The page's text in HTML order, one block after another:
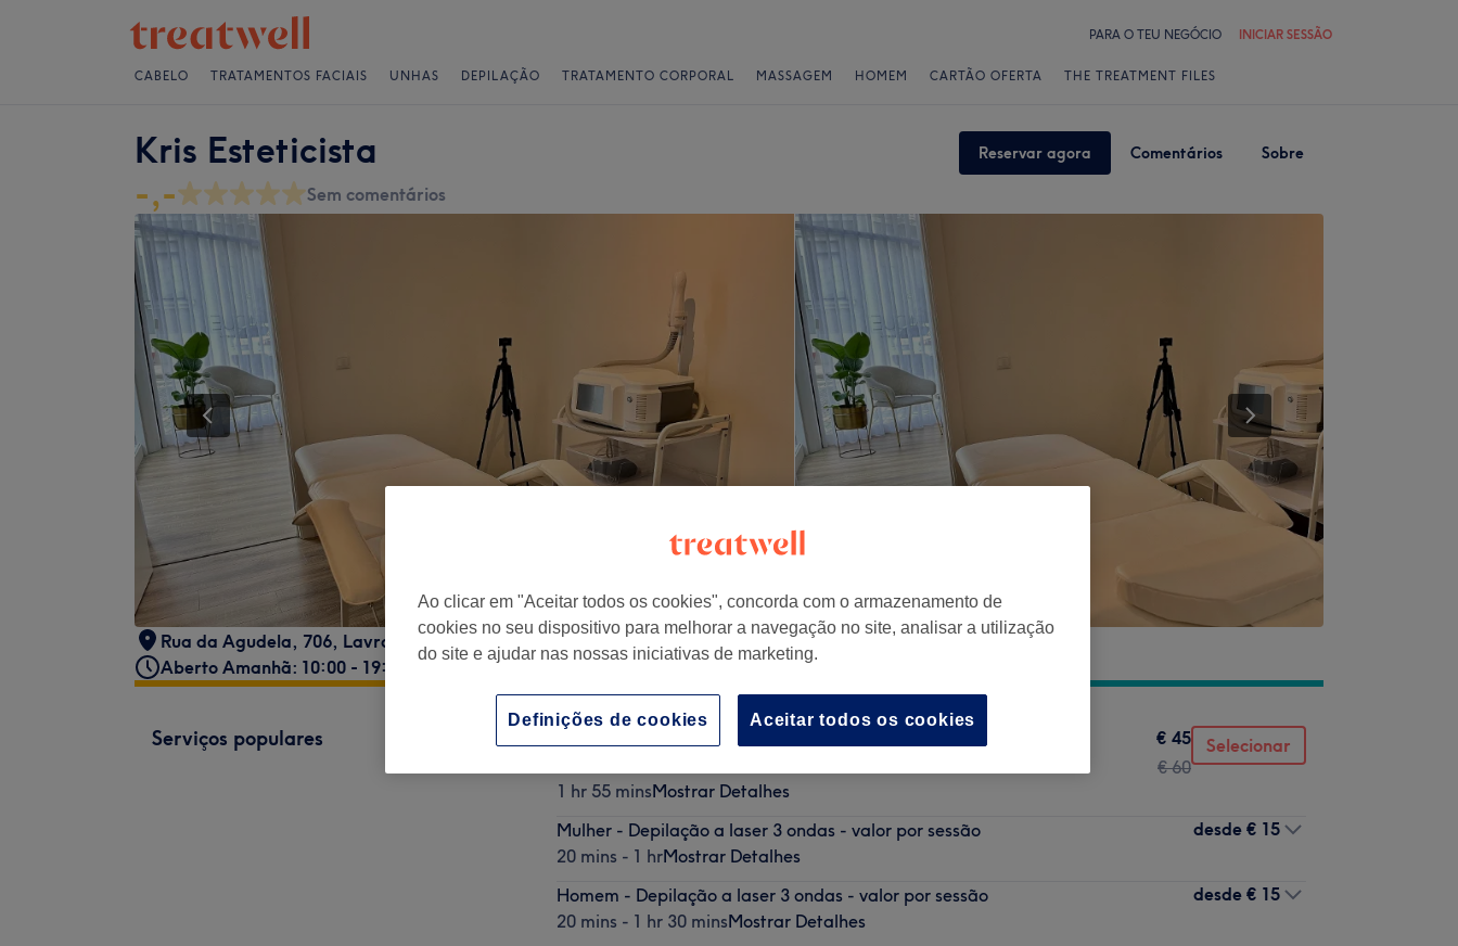
PARA O TEU NEGÓCIO INICIAR SESSÃO
CABELO TRATAMENTOS FACIAIS UNHAS DEPILAÇÃO TRATAMENTO CORPORAL MASSAGEM HOMEM CARTÃO OFERTA THE TREATMENT FILES
Kris Esteticista Reservar agora Comentários Sobre
-,- Sem comentários
Rua da Agudela, 706, Lavra
Aberto Amanhã: 10:00 - 19:00
Serviços populares
1 hr 55 minsMostrar Detalhes
€ 45
€ 60
Selecionar
Mulher - Depilação a laser 3 ondas - valor por sessão
20 mins - 1 hrMostrar Detalhes
desde € 15
Homem - Depilação a laser 3 ondas - valor por sessão
20 mins - 1 hr 30 minsMostrar Detalhes
desde € 15
Ao clicar em "Aceitar todos os cookies", concorda com o armazenamento de
cookies no seu dispositivo para melhorar a navegação no site, analisar a utilização
do site e ajudar nas nossas iniciativas de marketing.
Aceitar todos os cookies
Definições de cookies